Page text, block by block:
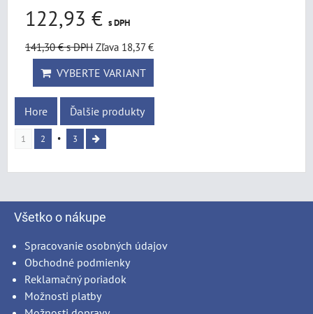
122,93 € s DPH
141,30 €s DPH Zľava 18,37 €
VYBERTE VARIANT
Hore Ďalšie produkty
1 2 3
Všetko o nákupe
Spracovanie osobných údajov
Obchodné podmienky
Reklamačný poriadok
Možnosti platby